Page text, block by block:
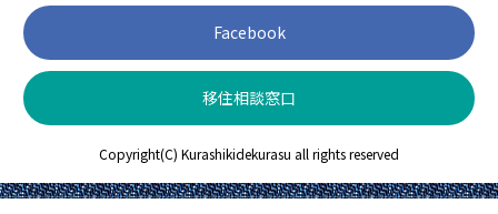
Facebook
移住相談窓口
Copyright(C) Kurashikidekurasu all rights reserved